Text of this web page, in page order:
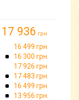
17 936 грн.
16 499 грн.
16 300 грн.
17 926 грн.
17 483 грн.
16 499 грн.
13 956 грн.